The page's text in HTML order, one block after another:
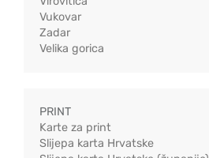
Vukovar
Zadar
Velika gorica
PRINT
Karte za print
Slijepa karta Hrvatske